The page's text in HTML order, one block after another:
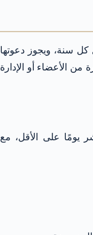
كل سنة، ويجوز دعوتها
من الأعضاء أو الإدارة
يومًا على الأقل، مع